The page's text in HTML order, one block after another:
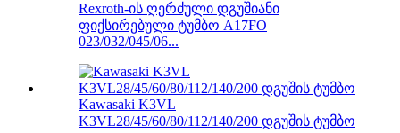
Rexroth-ის ღერძული დგუშიანი
ფიქსირებული ტუმბო A17FO
023/032/045/06...
Kawasaki K3VL
K3VL28/45/60/80/112/140/200 დგუშის ტუმბო